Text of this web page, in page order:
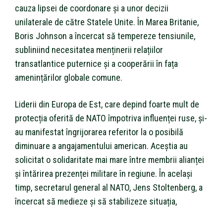
cauza lipsei de coordonare și a unor decizii
unilaterale de către Statele Unite. În Marea Britanie,
Boris Johnson a încercat să tempereze tensiunile,
subliniind necesitatea menținerii relațiilor
transatlantice puternice și a cooperării în fața
amenințărilor globale comune.
Liderii din Europa de Est, care depind foarte mult de
protecția oferită de NATO împotriva influenței ruse, și-
au manifestat îngrijorarea referitor la o posibilă
diminuare a angajamentului american. Aceștia au
solicitat o solidaritate mai mare între membrii alianței
și întărirea prezenței militare în regiune. În același
timp, secretarul general al NATO, Jens Stoltenberg, a
încercat să medieze și să stabilizeze situația,